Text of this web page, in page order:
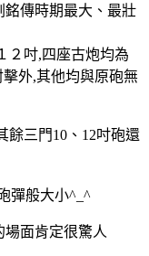
銘傳時期最大、最壯
２吋,四座古炮均為
外,其他均與原砲無
餘三門10、12吋砲還
彈般大小^_^
面肯定很驚人